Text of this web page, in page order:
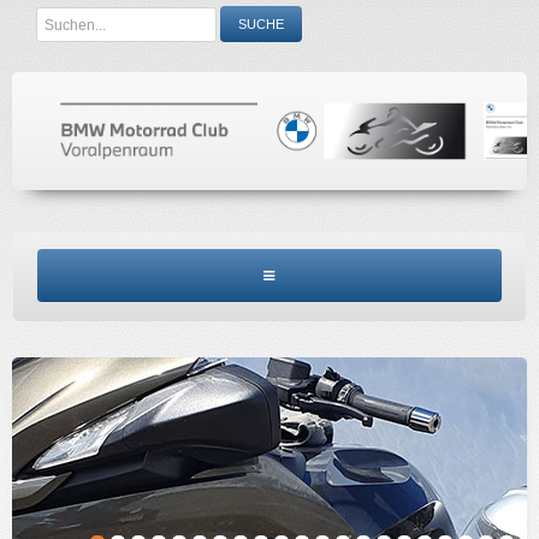
Search
...
SUCHE
CLUBINFO
TERMINE
ACCESSORIES